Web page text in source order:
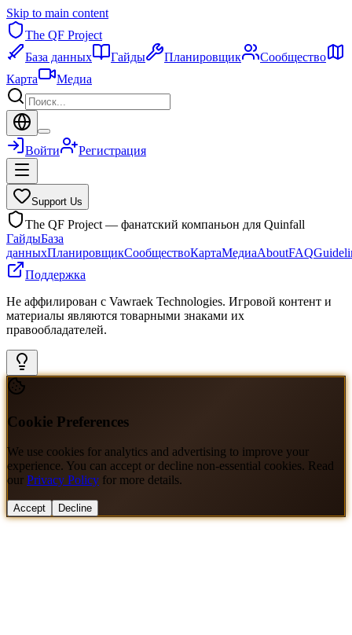
Skip to main content
The QF Project
База данных
Гайды Планировщик
Сообщество
Карта
Медиа
Войти Регистрация
Support Us
The QF Project — фанатский компаньон для Quinfall
ГайдыБаза
данныхПланировщикСообществоКартаМедиаAboutFAQ
Поддержка
Не аффилирован с Vawraek Technologies. Игровой контент и
материалы являются товарными знаками их
правообладателей.
Cookie Preferences
We use cookies for analytics and advertising to improve your
experience. You can accept or decline non-essential cookies. Read
our Privacy Policy for more details.
Accept Decline